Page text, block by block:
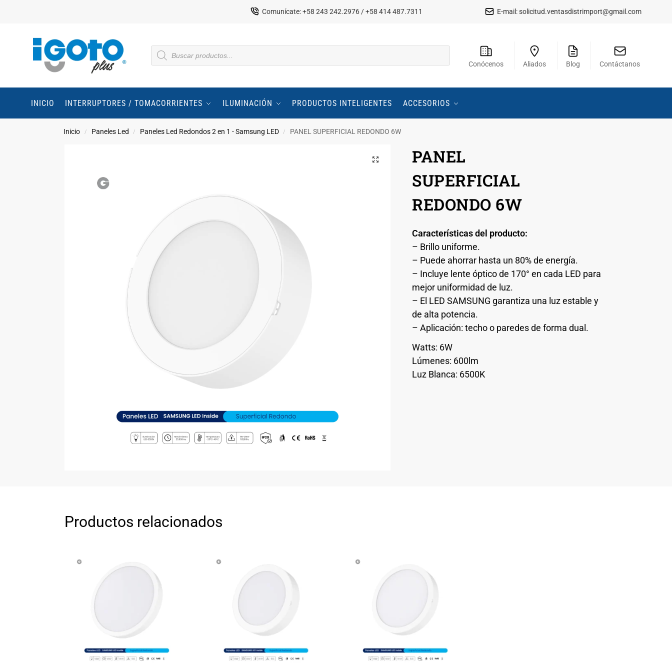
Comunícate: +58 243 242.2976 / +58 414 487.7311 E-mail:solicitud.ventasdistrimport@gmail.com
Conócenos Aliados Blog Contáctanos
INICIO INTERRUPTORES / TOMACORRIENTES ILUMINACIÓN PRODUCTOS INTELIGENTES ACCESORIOS
Inicio / Paneles Led / Paneles Led Redondos 2 en 1 - Samsung LED / PANEL SUPERFICIAL REDONDO 6W
PANEL
SUPERFICIAL
REDONDO 6W
Características del producto:
– Brillo uniforme.
– Puede ahorrar hasta un 80% de energía.
– Incluye lente óptico de 170° en cada LED para
mejor uniformidad de luz.
– El LED SAMSUNG garantiza una luz estable y
de alta potencia.
– Aplicación: techo o paredes de forma dual.
Watts: 6W
Lúmenes: 600lm
Luz Blanca: 6500K
Productos relacionados